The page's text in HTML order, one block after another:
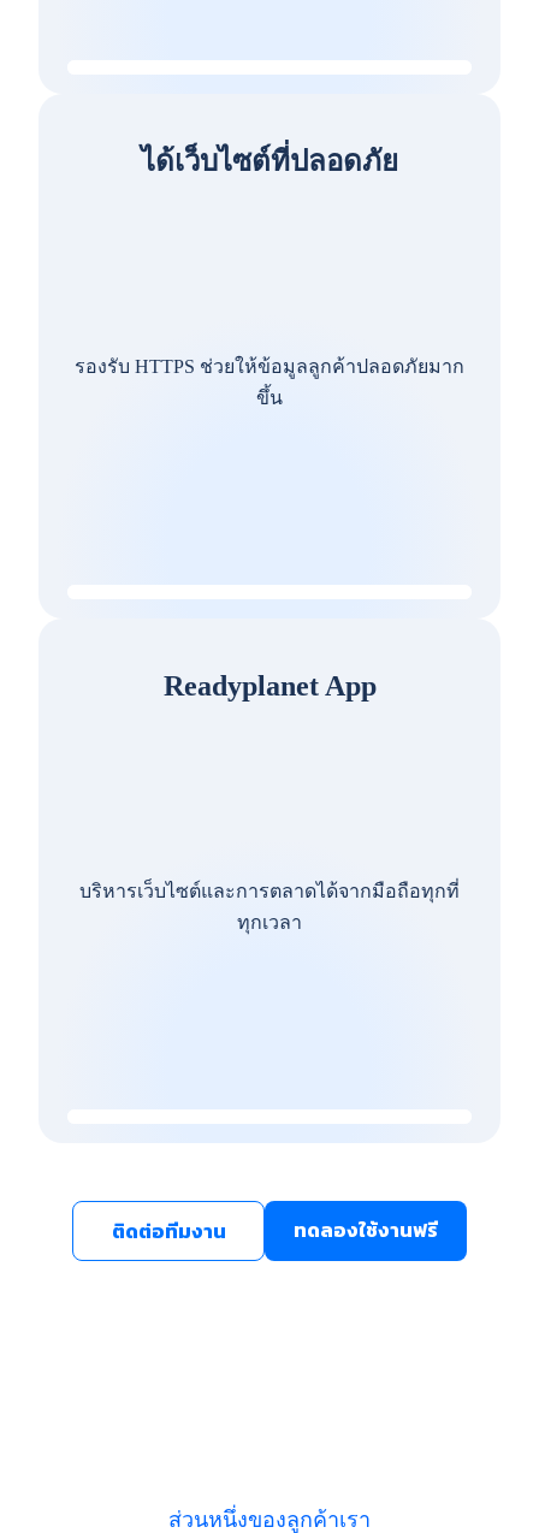
ได้เว็บไซต์ที่ปลอดภัย
รองรับ HTTPS ช่วยให้ข้อมูลลูกค้าปลอดภัยมาก
ขึ้น
Readyplanet App
บริหารเว็บไซต์และการตลาดได้จากมือถือทุกที่
ทุกเวลา
ติดต่อทีมงาน ทดลองใช้งานฟรี
ส่วนหนึ่งของลูกค้าเรา